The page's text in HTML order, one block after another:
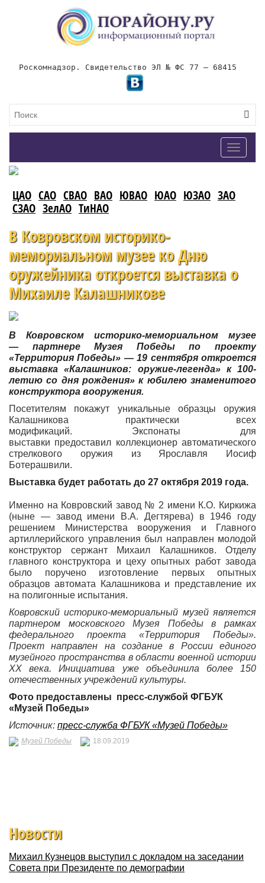
Роскомнадзор. Свидетельство ЭЛ № ФС 77 – 68415
Toggle
ЦАО САО СВАО ВАО ЮВАО ЮАО ЮЗАО ЗАО
СЗАО ЗелАО ТиНАО
В Ковровском историко-
мемориальном музее ко Дню
оружейника откроется выставка о
Михаиле Калашникове
В Ковровском историко-мемориальном музее
— партнере Музея Победы по проекту
«Территория Победы» — 19 сентября откроется
выставка «Калашников: оружие-легенда» к 100-
летию со дня рождения» к юбилею знаменитого
конструктора вооружения.
Посетителям покажут уникальные образцы оружия
Калашникова практически всех
модификаций. Экспонаты для
выставки предоставил коллекционер автоматического
стрелкового оружия из Ярославля Иосиф
Ботерашвили.
Выставка будет работать до 27 октября 2019 года.
Именно на Ковровский завод № 2 имени К.О. Киркижа
(ныне — завод имени В.А. Дегтярева) в 1946 году
решением Министерства вооружения и Главного
артиллерийского управления был направлен молодой
конструктор сержант Михаил Калашников. Отделу
главного конструктора и цеху опытных работ завода
было поручено изготовление первых опытных
образцов автомата Калашникова и представление их
на полигонные испытания.
Ковровский историко-мемориальный музей является
партнером московского Музея Победы в рамках
федерального проекта «Территория Победы».
Проект направлен на создание в России единого
музейного пространства в области военной истории
XX века. Инициатива уже объединила более 150
отечественных учреждений культуры.
Фото предоставлены пресс-службой ФГБУК
«Музей Победы»
Источник: пресс-служба ФГБУК «Музей Победы»
Музей Победы 18.09.2019
Новости
Михаил Кузнецов выступил с докладом на заседании
Совета при Президенте по демографии